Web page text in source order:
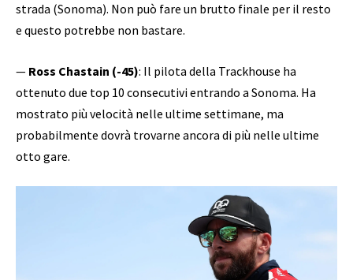
strada (Sonoma). Non può fare un brutto finale per il resto
e questo potrebbe non bastare.
— Ross Chastain (-45): Il pilota della Trackhouse ha
ottenuto due top 10 consecutivi entrando a Sonoma. Ha
mostrato più velocità nelle ultime settimane, ma
probabilmente dovrà trovarne ancora di più nelle ultime
otto gare.